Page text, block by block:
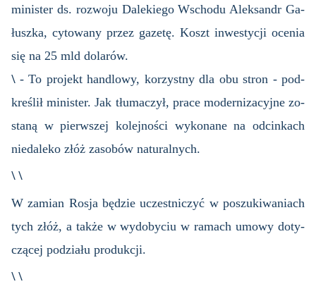
mi­ni­ster ds. roz­wo­ju Da­le­kie­go Wscho­du Alek­sandr Ga­
łusz­ka, cy­to­wa­ny przez ga­ze­tę. Koszt in­we­sty­cji oce­nia
się na 25 mld do­la­rów.
\ - To pro­jekt han­dlo­wy, ko­rzyst­ny dla obu stron - pod­
kre­ślił mi­ni­ster. Jak tłu­ma­czył, prace mo­der­ni­za­cyj­ne zo­
sta­ną w pierw­szej ko­lej­no­ści wy­ko­na­ne na od­cin­kach
nie­da­le­ko złóż za­so­bów na­tu­ral­nych.
\ \
W za­mian Rosja bę­dzie uczest­ni­czyć w po­szu­ki­wa­niach
tych złóż, a także w wy­do­by­ciu w ra­mach umowy do­ty­
czą­cej po­dzia­łu pro­duk­cji.
\ \